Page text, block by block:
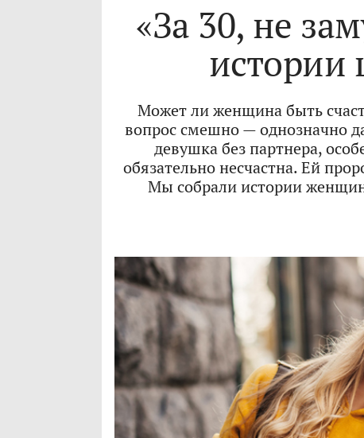
«За 30, не
Может ли женщина быть
вопрос смешно — однозначно
девушка без партнера,
обязательно несчастна. Ей
Мы собрали истории